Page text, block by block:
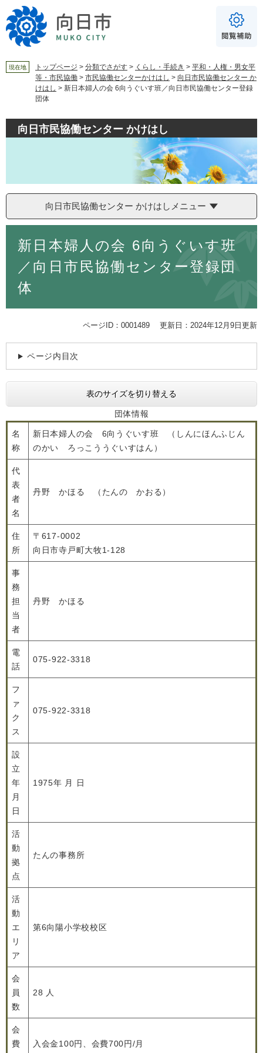
ー
ジ
ニ
ュ
本
For Foreigners
音声読み上げ
読み上げ
文字サイズ 標準 拡大
背景色 白 黒 青
現在地 トップページ > 分類でさがす > くらし・手続き > 平和・人権・男女平
等・市民協働 > 市民協働センターかけはし > 向日市民協働センター か
けはし > 新日本婦人の会 6向うぐいす班／向日市民協働センター登録
団体
向日市民協働センター かけはし
向日市民協働センター かけはしメニュー
新日本婦人の会 6向うぐいす班
／向日市民協働センター登録団
体
ページID：0001489 更新日：2024年12月9日更新
ページ内目次
表のサイズを切り替える
団体情報
名
称
新日本婦人の会 6向うぐいす班 （しんにほんふじん
のかい ろっこううぐいすはん）
代
表
者
名
丹野 かほる （たんの かおる）
住
所
〒617-0002
向日市寺戸町大牧1-128
事
務
担
当
者
丹野 かほる
電
話
075-922-3318
フ
ァ
ク
ス
075-922-3318
設
立
年
月
日
1975年 月 日
活
動
拠
点
たんの事務所
活
動
エ
リ
ア
第6向陽小学校校区
会
員
数
28 人
会
費
入会金100円、会費700円/月